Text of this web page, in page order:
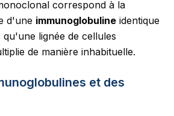
correspond à la
d'une immunoglobuline identique
qu'une lignée de cellules
de manière inhabituelle.
et des